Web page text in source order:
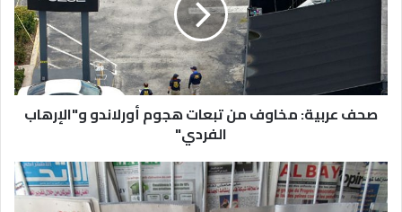
صحف عربية: مخاوف من تبعات هجوم أورلاندو و"الإرهاب
الفردي"